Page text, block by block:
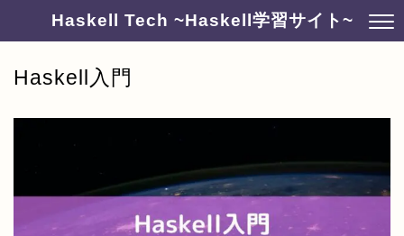
Haskell Tech ~Haskell学習サイト~
Haskell入門